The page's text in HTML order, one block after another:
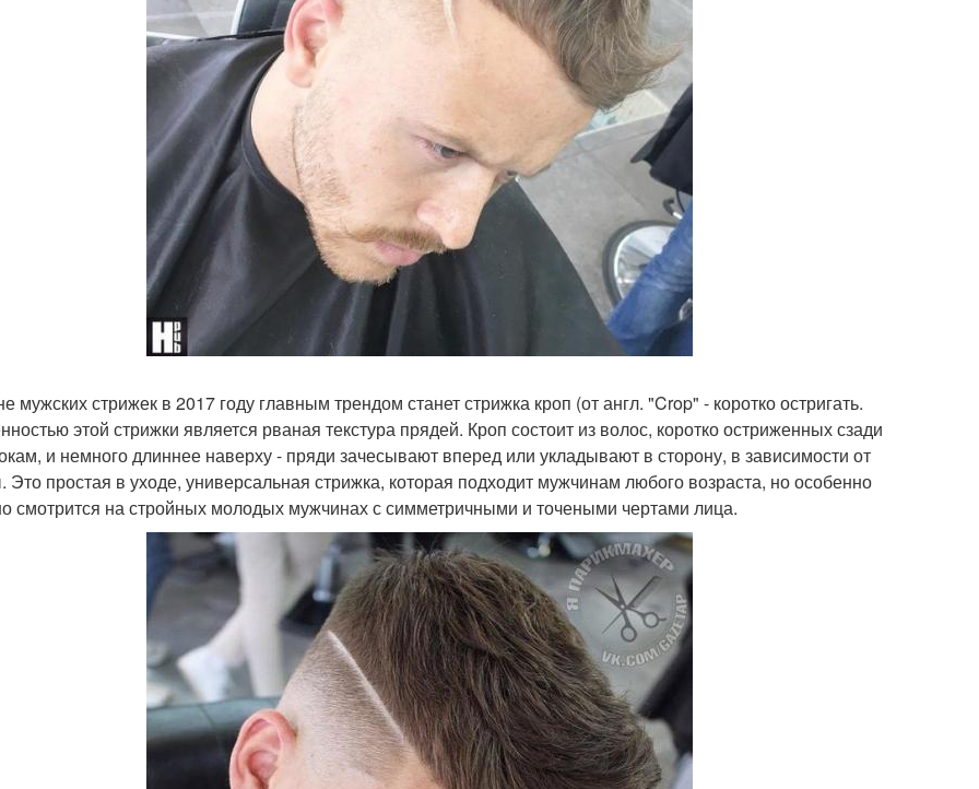
мужских стрижек в 2017 году главным трендом станет стрижка кроп (от англ. "Crop" - коротко остригать.
этой стрижки является рваная текстура прядей. Кроп состоит из волос, коротко остриженных сзади
и немного длиннее наверху - пряди зачесывают вперед или укладывают в сторону, в зависимости от
Это простая в уходе, универсальная стрижка, которая подходит мужчинам любого возраста, но особенно
смотрится на стройных молодых мужчинах с симметричными и точеными чертами лица.